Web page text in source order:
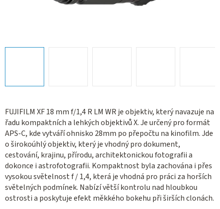
FUJIFILM XF 18 mm f/1,4 R LM WR je objektiv, který navazuje na
řadu kompaktních a lehkých objektivů X. Je určený pro formát
APS-C, kde vytváří ohnisko 28mm po přepočtu na kinofilm. Jde
o širokoúhlý objektiv, který je vhodný pro dokument,
cestování, krajinu, přírodu, architektonickou fotografii a
dokonce i astrofotografii. Kompaktnost byla zachována i přes
vysokou světelnost f / 1,4, která je vhodná pro práci za horších
světelných podmínek. Nabízí větší kontrolu nad hloubkou
ostrosti a poskytuje efekt měkkého bokehu při širších clonách.